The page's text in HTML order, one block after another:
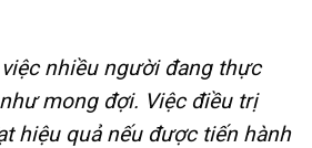
nhiều người đang thực
mong đợi. Việc điều trị
hiệu quả nếu được tiến hành